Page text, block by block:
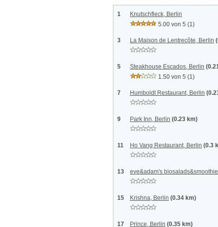
1
Knutschfleck, Berlin
5.00 von 5 (1)
3 La Maison de Lentrecôte, Berlin
5 Steakhouse Escados, Berlin
1.50 von 5 (1)
7 Humboldt Restaurant, Berlin
9 Park Inn, Berlin (0.23 km)
11 Ho Vang Restaurant, Berlin (0.3
13 eve&adam's
15 Krishna, Berlin (0.34 km)
17 Prince, Berlin (0.35 km)